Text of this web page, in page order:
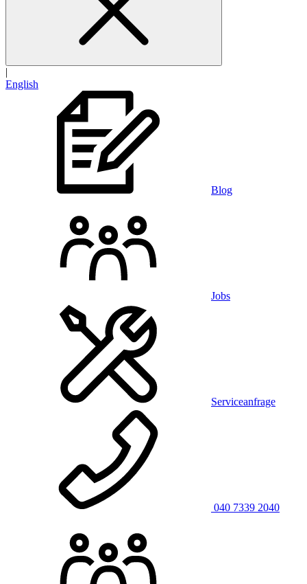
|
English
Blog
Jobs
Serviceanfrage
040 7339 2040